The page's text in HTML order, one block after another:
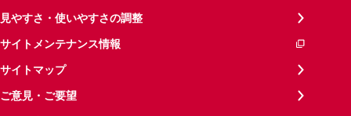
見やすさ・使いやすさの調整
サイトメンテナンス情報
サイトマップ
ご意見・ご要望